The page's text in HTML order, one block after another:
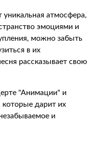
атмосфера,
эмоциями и
можно забыть
в их
рассказывает свою
"Анимации" и
дарит их
и